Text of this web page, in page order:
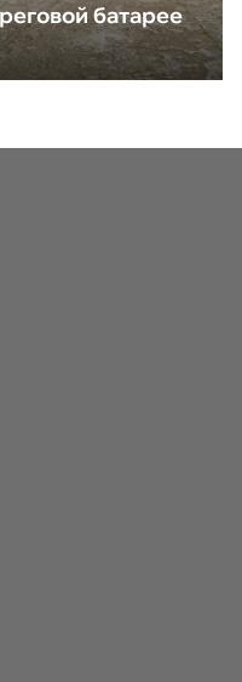
батарее